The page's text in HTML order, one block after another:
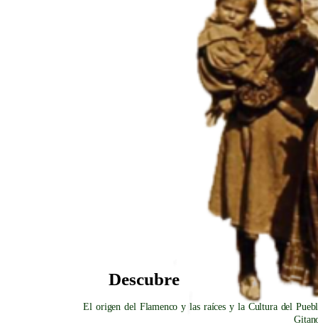
Descubre
El origen del Flamenco y las raíces y la Cultura del